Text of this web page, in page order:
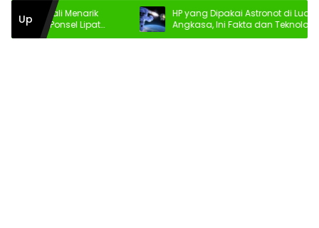
UpMenarik
Ponsel Lipat
HP yang Dipakai Astronot di Luar
Angkasa, Ini Fakta dan Teknologinya